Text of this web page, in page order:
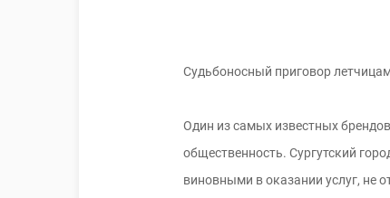
Судьбоносный приговор
Один из самых известных
общественность. Сургутский
виновными в оказании услуг, не